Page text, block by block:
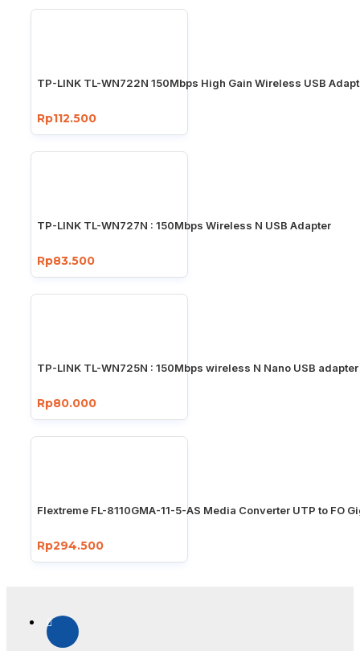
TP-LINK TL-WN722N 150Mbps High Gain Wireless USB
Rp112.500
TP-LINK TL-WN727N : 150Mbps Wireless N USB Adapter
Rp83.500
TP-LINK TL-WN725N : 150Mbps wireless N Nano USB adapter
Rp80.000
Flextreme FL-8110GMA-11-5-AS Media Converter UTP to FO
Rp294.500